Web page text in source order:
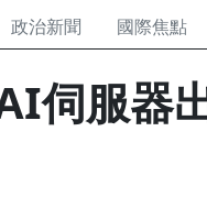
政治新聞 國際焦點
伺服器